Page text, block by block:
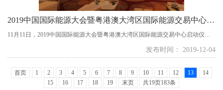
2019中国国际能源大会暨粤港澳大湾区国际能源交易中心启动仪式于北京举办
11月11日，2019中国国际能源大会暨粤港澳大湾区国际能源交易中心启动仪式
于北京举办。此次大会由国家发展和改革委员会指导，中国石油流通协会、中
国产业海外发展协会、欧美同学会企业家联谊会共同主办。国际能源论坛、香
港特别行政区政府投资推广署、国家发展和改革委员会国际合作中心、美国国
发布时间： 2019-12-04
首页 1 2 3 4 5 6 7 8 9 10 11 12 13
14
15
16 17 18 19 末页 共19页183条